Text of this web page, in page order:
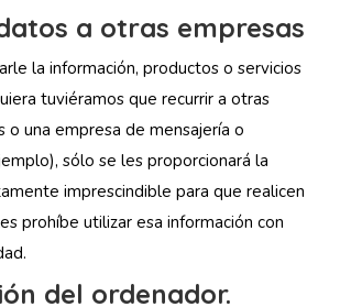
a otras empresas
la información, productos o servicios
tuviéramos que recurrir a otras
o una empresa de mensajería o
sólo se les proporcionará la
imprescindible para que realicen
prohíbe utilizar esa información con
del ordenador.